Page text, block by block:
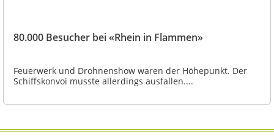
80.000 Besucher bei «Rhein in Flammen»
Feuerwerk und Drohnenshow waren der Höhepunkt. Der
Schiffskonvoi musste allerdings ausfallen....